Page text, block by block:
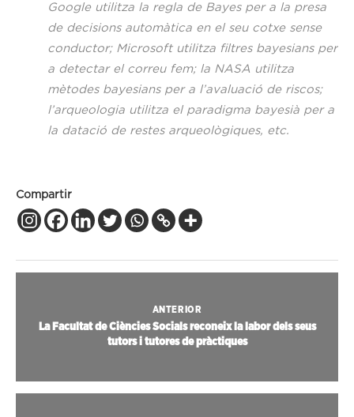
Google utilitza la regla de Bayes per a la presa
de decisions automàtica en el seu cotxe sense
conductor; Microsoft utilitza filtres bayesians per
a detectar el correu fem; la NASA utilitza
mètodes bayesians per a l’avaluació de riscos;
l’arqueologia utilitza el paradigma bayesià per a
la datació de restes arqueològiques, etc.
Compartir
ANTERIOR
La Facultat de Ciències Socials reconeix la labor dels seus
tutors i tutores de pràctiques